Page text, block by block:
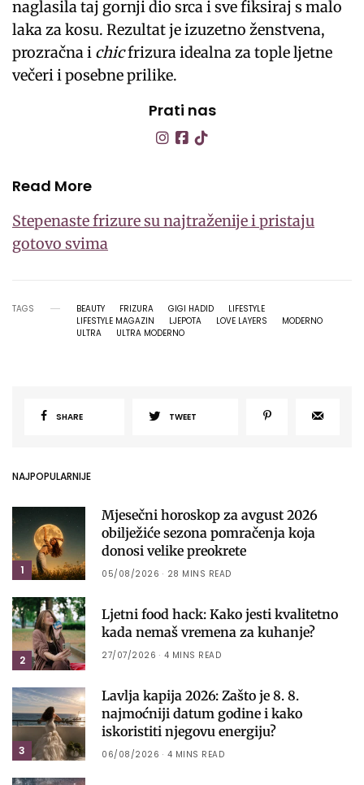
naglasila taj gornji dio srca i sve fiksiraj s malo
laka za kosu. Rezultat je izuzetno ženstvena,
prozračna i chicfrizura idealna za tople ljetne
večeri i posebne prilike.
Prati nas
Read More
Stepenaste frizure su najtraženije i pristaju
gotovo svima
TAGS BEAUTY FRIZURA GIGI HADID
LIFESTYLE
LIFESTYLE MAGAZIN
LJEPOTA LOVE LAYERS
MODERNO
ULTRA
ULTRA MODERNO
SHARE TWEET
NAJPOPULARNIJE
1
Mjesečni horoskop za avgust 2026
obilježiće sezona pomračenja koja
donosi velike preokrete
05/08/2026 28 MINS READ
2
Ljetni food hack: Kako jesti kvalitetno
kada nemaš vremena za kuhanje?
27/07/2026 4 MINS READ
3
Lavlja kapija 2026: Zašto je 8. 8.
najmoćniji datum godine i kako
iskoristiti njegovu energiju?
06/08/2026 4 MINS READ